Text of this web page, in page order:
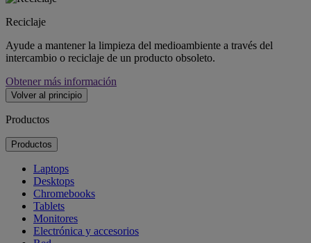
Reciclaje
Ayude a mantener la limpieza del medioambiente a través del
intercambio o reciclaje de un producto obsoleto.
Obtener más información
Volver al principio
Productos
Productos
Laptops
Desktops
Chromebooks
Tablets
Monitores
Electrónica y accesorios